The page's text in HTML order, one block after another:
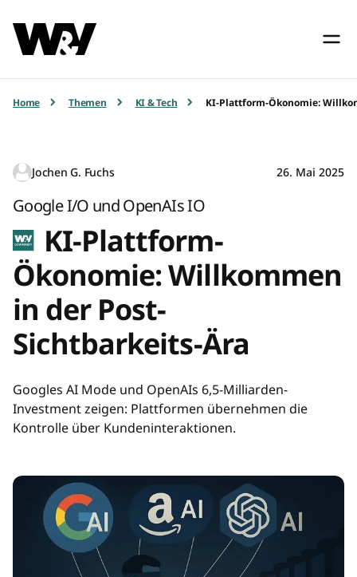
Home Themen KI & Tech KI-Plattform-Ökonomie:
Jochen G. Fuchs 26. Mai 2025
Google I/O und OpenAIs IO
KI-Plattform-
Ökonomie: Willkommen
in der Post-
Sichtbarkeits-Ära
Googles AI Mode und OpenAIs 6,5-Milliarden-
Investment zeigen: Plattformen übernehmen die
Kontrolle über Kundeninteraktionen.